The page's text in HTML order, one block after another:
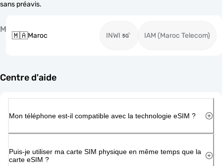
sans préavis.
M
🇲🇦Maroc INWI IAM (Maroc Telecom)
Centre d'aide
Mon téléphone est-il compatible avec la technologie eSIM ?
Puis-je utiliser ma carte SIM physique en même temps que la
carte eSIM ?